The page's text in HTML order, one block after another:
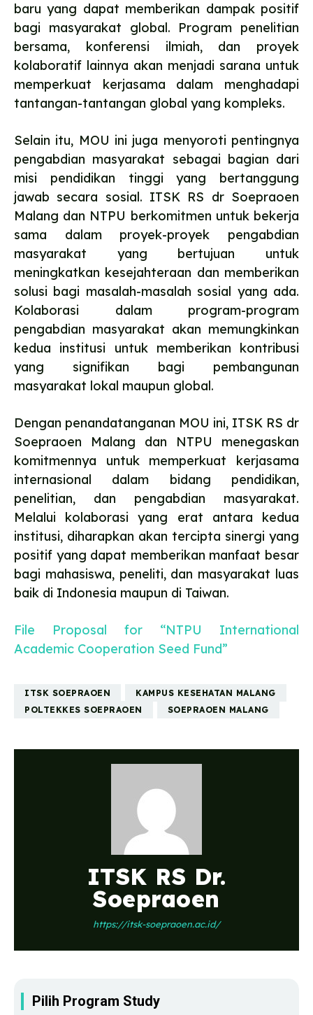
baru yang dapat memberikan dampak positif
bagi masyarakat global. Program penelitian
bersama, konferensi ilmiah, dan proyek
kolaboratif lainnya akan menjadi sarana untuk
memperkuat kerjasama dalam menghadapi
tantangan-tantangan global yang kompleks.
Selain itu, MOU ini juga menyoroti pentingnya
pengabdian masyarakat sebagai bagian dari
misi pendidikan tinggi yang bertanggung
jawab secara sosial. ITSK RS dr Soepraoen
Malang dan NTPU berkomitmen untuk bekerja
sama dalam proyek-proyek pengabdian
masyarakat yang bertujuan untuk
meningkatkan kesejahteraan dan memberikan
solusi bagi masalah-masalah sosial yang ada.
Kolaborasi dalam program-program
pengabdian masyarakat akan memungkinkan
kedua institusi untuk memberikan kontribusi
yang signifikan bagi pembangunan
masyarakat lokal maupun global.
Dengan penandatanganan MOU ini, ITSK RS dr
Soepraoen Malang dan NTPU menegaskan
komitmennya untuk memperkuat kerjasama
internasional dalam bidang pendidikan,
penelitian, dan pengabdian masyarakat.
Melalui kolaborasi yang erat antara kedua
institusi, diharapkan akan tercipta sinergi yang
positif yang dapat memberikan manfaat besar
bagi mahasiswa, peneliti, dan masyarakat luas
baik di Indonesia maupun di Taiwan.
File Proposal for “NTPU International
Academic Cooperation Seed Fund”
ITSK SOEPRAOEN
KAMPUS KESEHATAN MALANG
POLTEKKES SOEPRAOEN
SOEPRAOEN MALANG
ITSK RS Dr.
Soepraoen
https://itsk-soepraoen.ac.id/
Pilih Program Study